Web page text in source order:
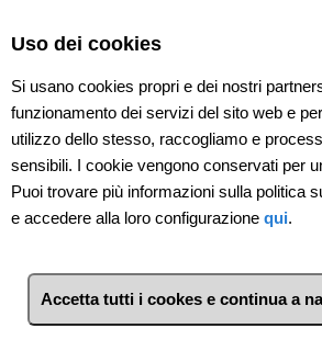
1 Immobili Valpolcevera
Uso dei cookies
Si usano cookies propri e dei nostri
funzionamento dei servizi del sito web e
utilizzo dello stesso, raccogliamo e
sensibili. I cookie vengono conservati per
Puoi trovare più informazioni sulla politica
e accedere alla loro configurazione qui.
Accetta tutti i cookes e continua a